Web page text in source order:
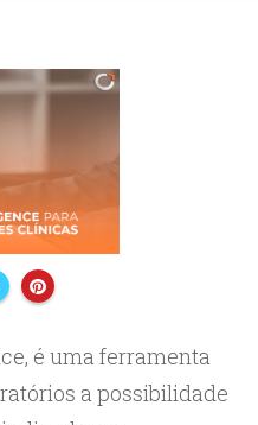
é uma ferramenta
a possibilidade